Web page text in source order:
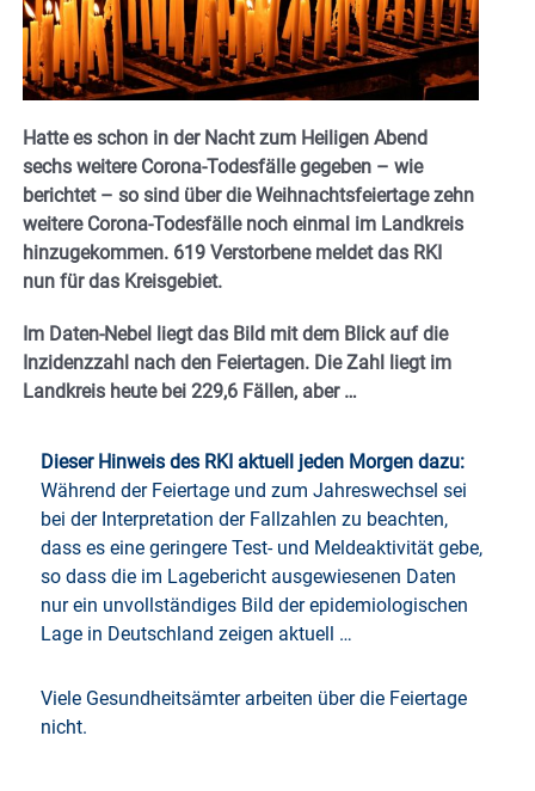
Hatte es schon in der Nacht zum Heiligen Abend
sechs weitere Corona-Todesfälle gegeben – wie
berichtet – so sind über die Weihnachtsfeiertage zehn
weitere Corona-Todesfälle noch einmal im Landkreis
hinzugekommen. 619 Verstorbene meldet das RKI
nun für das Kreisgebiet.
Im Daten-Nebel liegt das Bild mit dem Blick auf die
Inzidenzzahl nach den Feiertagen. Die Zahl liegt im
Landkreis heute bei 229,6 Fällen, aber …
Dieser Hinweis des RKI aktuell jeden Morgen dazu:
Während der Feiertage und zum Jahreswechsel sei
bei der Interpretation der Fallzahlen zu beachten,
dass es eine geringere Test- und Meldeaktivität gebe,
so dass die im Lagebericht ausgewiesenen Daten
nur ein unvollständiges Bild der epidemiologischen
Lage in Deutschland zeigen aktuell …
Viele Gesundheitsämter arbeiten über die Feiertage
nicht.